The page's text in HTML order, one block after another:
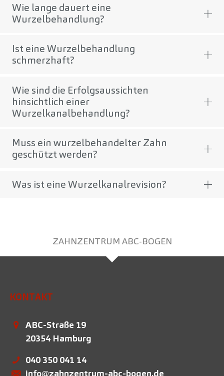
Wie lange dauert eine
Wurzelbehandlung?
Ist eine Wurzelbehandlung
schmerzhaft?
Wie sind die Erfolgsaussichten
hinsichtlich einer
Wurzelkanalbehandlung?
Muss ein wurzelbehandelter Zahn
geschützt werden?
Was ist eine Wurzelkanalrevision?
ZAHNZENTRUM ABC-BOGEN
KONTAKT
ABC-Straße 19
20354 Hamburg
040 350 041 14
info@zahnzentrum-abc-bogen.de